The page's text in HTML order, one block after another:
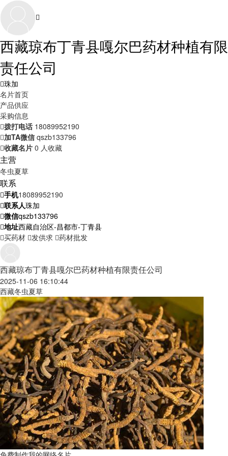
西藏琼布丁青县嘎尔巴药材种植有限
责任公司
珠加
名片首页
产品供应
采购信息
拨打电话 18089952190
加TA微信 qszb133796
收藏名片 0 人收藏
主营
冬虫夏草
联系
手机18089952190
联系人珠加
微信qszb133796
地址西藏自治区-昌都市-丁青县
买药材 发供求 药材批发
西藏琼布丁青县嘎尔巴药材种植有限责任公司
2025-11-06 16:10:44
西藏冬虫夏草